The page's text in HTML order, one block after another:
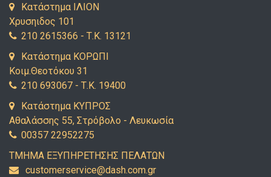
Κατάστημα ΙΛΙΟΝ
Χρυσηιδος 101
210 2615366 - Τ.Κ. 13121
Κατάστημα ΚΟΡΩΠΙ
Κοιμ.Θεοτόκου 31
210 693067 - Τ.Κ. 19400
Κατάστημα ΚΥΠΡΟΣ
Αθαλάσσης 55, Στρόβολο - Λευκωσία
00357 22952275
ΤΜΗΜΑ ΕΞΥΠΗΡΕΤΗΣΗΣ ΠΕΛΑΤΩΝ
rg.mo
c.hsa
d@eci
vresr
emots
uc